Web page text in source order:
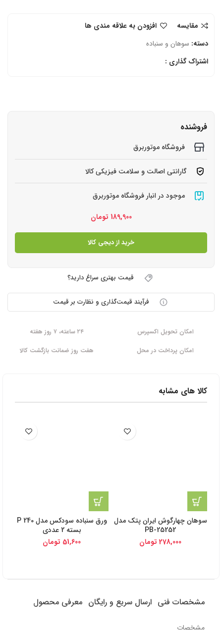
مقایسه
افزودن به علاقه مندی ها
دسته: سوهان و سنباده
اشتراک گذاری :
فروشنده
فروشگاه موتوربرق
گارانتی اصالت و سلامت فیزیکی کالا
موجود در انبار فروشگاه موتوربرق
189,900 تومان
خرید از دیجی کالا
قیمت بهتری سراغ دارید؟
فرآیند قیمت‌گذاری و نظارت بر قیمت
امکان تحویل اکسپرس
۲۴ ساعته، ۷ روز هفته
امکان پرداخت در محل
هفت روز ضمانت بازگشت کالا
کالا های مشابه
سوهان چهارگوش ایران پتک مدل
PB-25252
278,000 تومان
ورق سنباده سودکس مدل P 240
بسته 2 عددی
51,600 تومان
مشخصات فنی ارسال سریع و رایگان معرفی محصول
مشخصات